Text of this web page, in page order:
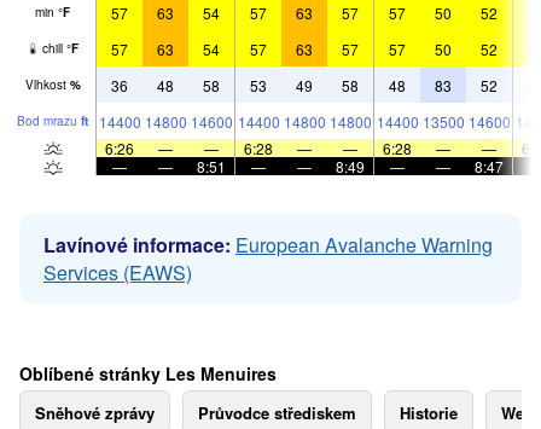
min °F 57 63 54 57 63 57 57 50 52
chill °F 57 63 54 57 63 57 57 50 52
Vlhkost % 36 48 58 53 49 58 48 83 52
Bod mrazu ft 14400 14800 14600 14400 14800 14800 14400 13500 14600
6:26
— — 6:28 — — 6:28 — —
—
— 8:51 — — 8:49 — — 8:47
Lavínové informace: European Avalanche Warning
Services (EAWS)
Oblíbené stránky Les Menuires
Sněhové zprávy Průvodce střediskem Historie